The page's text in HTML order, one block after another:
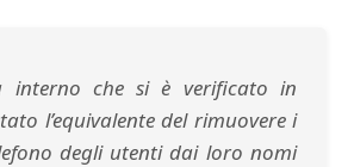
interno che si è verificato in
l’equivalente del rimuovere i
degli utenti dai loro nomi